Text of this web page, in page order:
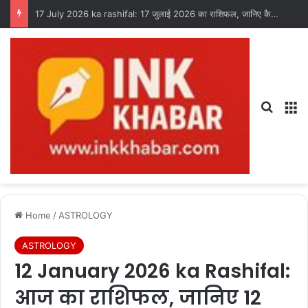
History of 17 July: 17 जुलाई का इतिहास, जानिए आज की महत्त्वपूर्ण घटनाएँ
Home / ASTROLOGY
ASTROLOGY
12 January 2026 ka Rashifal:
आज का राशिफल, जानिए 12